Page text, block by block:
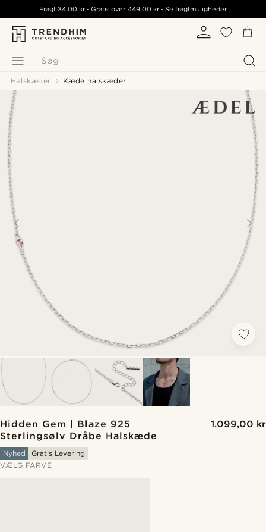
Søg
Fragt34,00 kr - Gratis over 449,00 kr- Se fragtmuligheder
Halskæder Kæde halskæder
Hidden Gem | Blaze 925
Sterlingsølv Dråbe Halskæde
1.099,00 kr
Nyhed
Gratis Levering
VÆLG FARVE